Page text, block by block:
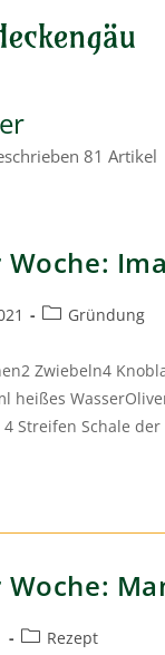
81 Artikel
Woche:
Gründung
Zwiebeln4
heißes
Streifen Schale
Woche:
Rezept